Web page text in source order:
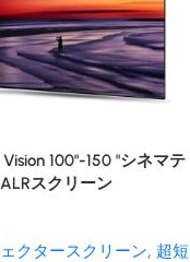
100"-150 "シネマテ
スクリーン
クタースクリーン, 超短